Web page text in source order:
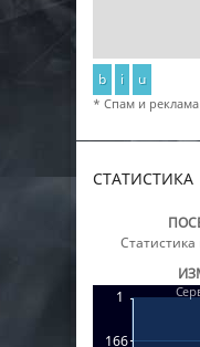
b i u
* Спам и реклама
СТАТИСТИКА
Статистика